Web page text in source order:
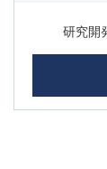
研究開